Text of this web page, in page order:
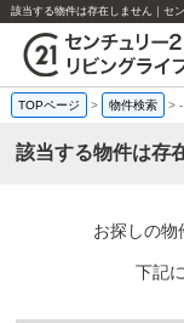
該当する物件は存在しません｜セ
TOPページ > 物件検索 >-
該当する物件は存
お探しの物
下記